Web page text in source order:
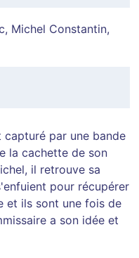
Michel Constantin,
par une bande
la cachette de son
il retrouve sa
pour récupérer
et ils sont une fois de
a son idée et